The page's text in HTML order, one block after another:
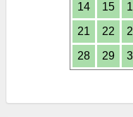
14 15
21 22
28 29